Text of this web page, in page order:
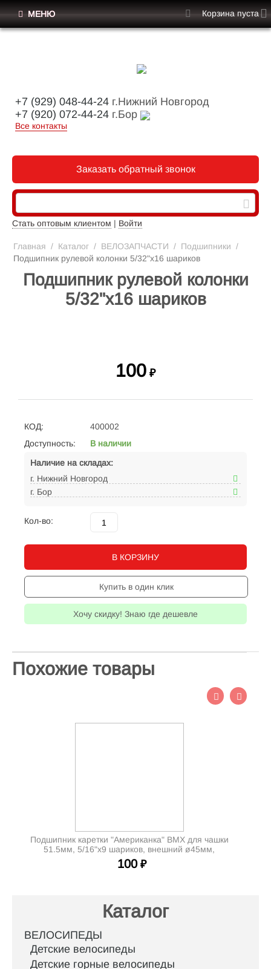
+7 (929) 048-44-24 г.Нижний Новгород
+7 (920) 072-44-24 г.Бор
Все контакты
Заказать обратный звонок
Стать оптовым клиентом | Войти
МЕНЮ Корзина пуста
Главная / Каталог / ВЕЛОЗАПЧАСТИ / Подшипники /
Подшипник рулевой колонки 5/32"x16 шариков
Подшипник рулевой колонки
5/32"x16 шариков
100 ₽
КОД:
400002
Доступность:
В наличии
Наличие на складах:
г. Нижний Новгород
г. Бор
Кол-во:
В КОРЗИНУ
Купить в один клик
Хочу скидку! Знаю где дешевле
Похожие товары
Подшипник каретки "Американка" BMX для чашки
51.5мм, 5/16"х9 шариков, внешний ø45мм,
внутренний ø32мм
100 ₽
Каталог
ВЕЛОСИПЕДЫ
Детские велосипеды
Детские горные велосипеды